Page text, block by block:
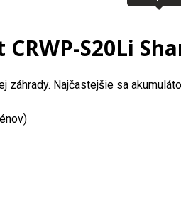
S20Li
Najčastejšie sa